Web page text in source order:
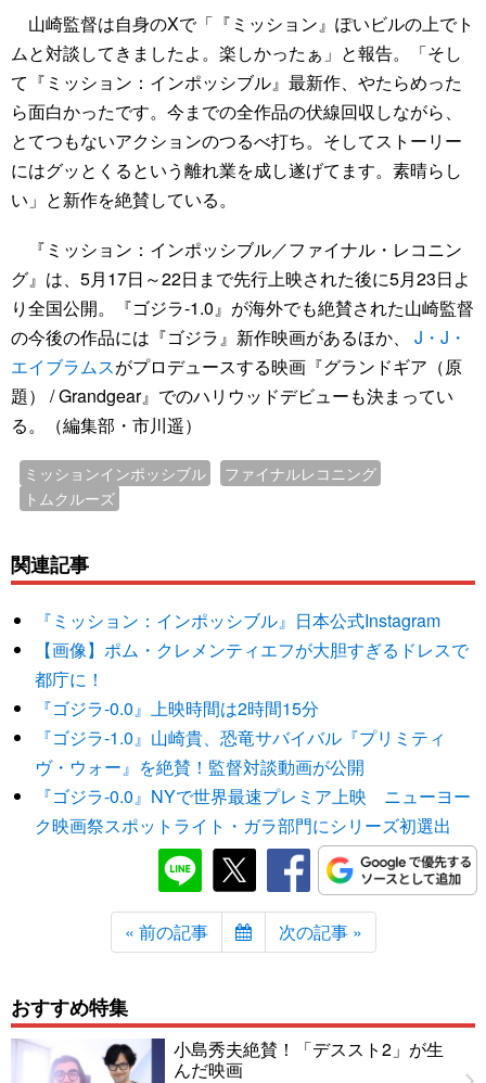
山崎監督は自身のXで「『ミッション』ぽいビルの上でト
ムと対談してきましたよ。楽しかったぁ」と報告。「そし
て『ミッション：インポッシブル』最新作、やたらめった
ら面白かったです。今までの全作品の伏線回収しながら、
とてつもないアクションのつるべ打ち。そしてストーリー
にはグッとくるという離れ業を成し遂げてます。素晴らし
い」と新作を絶賛している。
『ミッション：インポッシブル／ファイナル・レコニン
グ』は、5月17日～22日まで先行上映された後に5月23日よ
り全国公開。『ゴジラ-1.0』が海外でも絶賛された山崎監督
の今後の作品には『ゴジラ』新作映画があるほか、
J・J・
エイブラムスがプロデュースする映画『グランドギア（原
題） / Grandgear』でのハリウッドデビューも決まってい
る。（編集部・市川遥）
ミッションインポッシブル
ファイナルレコニング
トムクルーズ
関連記事
『ミッション：インポッシブル』日本公式Instagram
【画像】ポム・クレメンティエフが大胆すぎるドレスで
都庁に！
『ゴジラ-0.0』上映時間は2時間15分
『ゴジラ-1.0』山崎貴、恐竜サバイバル『プリミティ
ヴ・ウォー』を絶賛！監督対談動画が公開
『ゴジラ-0.0』NYで世界最速プレミア上映 ニューヨー
ク映画祭スポットライト・ガラ部門にシリーズ初選出
« 前の記事 次の記事 »
おすすめ特集
小島秀夫絶賛！「デススト2」が生
んだ映画